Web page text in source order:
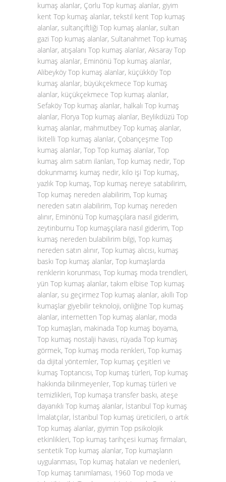
kumaş alanlar, Çorlu Top kumaş alanlar, giyim
kent Top kumaş alanlar, tekstil kent Top kumaş
alanlar, sultançiftliği Top kumaş alanlar, sultan
gazi Top kumaş alanlar, Sultanahmet Top kumaş
alanlar, atışalanı Top kumaş alanlar, Aksaray Top
kumaş alanlar, Eminönü Top kumaş alanlar,
Alibeyköy Top kumaş alanlar, küçükköy Top
kumaş alanlar, büyükçekmece Top kumaş
alanlar, küçükçekmece Top kumaş alanlar,
Sefaköy Top kumaş alanlar, halkalı Top kumaş
alanlar, Florya Top kumaş alanlar, Beylikdüzü Top
kumaş alanlar, mahmutbey Top kumaş alanlar,
İkitelli Top kumaş alanlar, Çobançeşme Top
kumaş alanlar, Top Top kumaş alanlar, Top
kumaş alım satım ilanları, Top kumaş nedir, Top
dokunmamış kumaş nedir, kilo işi Top kumaş,
yazlık Top kumaş, Top kumaş nereye satabilirim,
Top kumaş nereden alabilirim, Top kumaş
nereden satın alabilirim, Top kumaş nereden
alınır, Eminönü Top kumaşçılara nasıl giderim,
zeytinburnu Top kumaşçılara nasıl giderim, Top
kumaş nereden bulabilirim bilgi, Top kumaş
nereden satın alınır, Top kumaş alıcısı, kumaş
baskı Top kumaş alanlar, Top kumaşlarda
renklerin korunması, Top kumaş moda trendleri,
yün Top kumaş alanlar, takım elbise Top kumaş
alanlar, su geçirmez Top kumaş alanlar, akıllı Top
kumaşlar giyebilir teknoloji, onliğine Top kumaş
alanlar, internetten Top kumaş alanlar, moda
Top kumaşları, makinada Top kumaş boyama,
Top kumaş nostalji havası, rüyada Top kumaş
görmek, Top kumaş moda renkleri, Top kumaş
da dijital yöntemler, Top kumaş çeşitleri ve
kumaş Toptancısı, Top kumaş türleri, Top kumaş
hakkında bilinmeyenler, Top kumaş türleri ve
temizlikleri, Top kumaşa transfer baskı, ateşe
dayanıklı Top kumaş alanlar, İstanbul Top kumaş
İmalatçılar, İstanbul Top kumaş üreticileri, o artık
Top kumaş alanlar, giyimin Top psikolojik
etkinlikleri, Top kumaş tarihçesi kumaş firmaları,
sentetik Top kumaş alanlar, Top kumaşların
uygulanması, Top kumaş hataları ve nedenleri,
Top kumaş tanımlaması, 1960 Top moda ve